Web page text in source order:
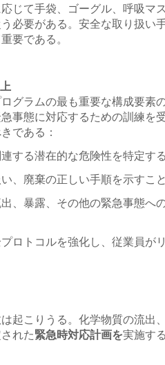
じて手袋、ゴーグル、呼吸マ
必要がある。安全な取り扱い
要である。
グラムの最も重要な構成要素
事態に対応するための訓練を
である：
する潜在的な危険性を特定す
、廃棄の正しい手順を示すこと
、暴露、その他の緊急事態へ
ロトコルを強化し、従業員が
起こりうる。化学物質の流出
れた緊急時対応計画を実施す